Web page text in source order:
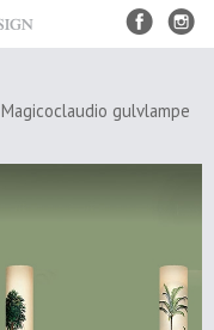
Magicoclaudio gulvlampe